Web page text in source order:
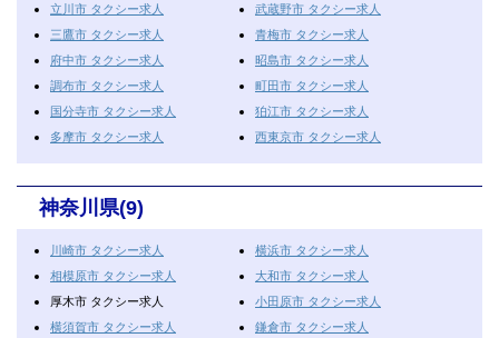
立川市 タクシー求人
武蔵野市 タクシー求人
三鷹市 タクシー求人
青梅市 タクシー求人
府中市 タクシー求人
昭島市 タクシー求人
調布市 タクシー求人
町田市 タクシー求人
国分寺市 タクシー求人
狛江市 タクシー求人
多摩市 タクシー求人
西東京市 タクシー求人
神奈川県(9)
川崎市 タクシー求人
横浜市 タクシー求人
相模原市 タクシー求人
大和市 タクシー求人
厚木市 タクシー求人
小田原市 タクシー求人
横須賀市 タクシー求人
鎌倉市 タクシー求人